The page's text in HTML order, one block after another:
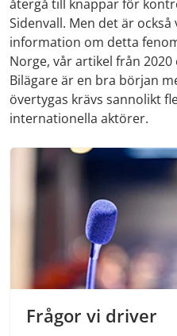
återgå till knappar för
Sidenvall. Men det är
information om detta
Norge, vår artikel från
Bilägare är en bra början
övertygas krävs sannolikt
internationella aktörer.
Frågor vi driver